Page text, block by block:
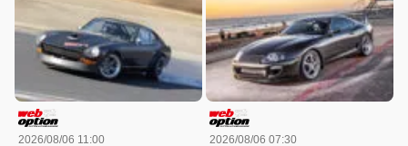
2026/08/06 11:00 2026/08/06 07:30